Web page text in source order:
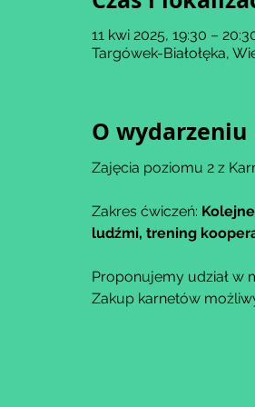
11 kwi 2025, 19:30 –
Targówek-Białołęka,
O wydarzeniu
Zajęcia poziomu 2 z
Zakres ćwiczeń:
ludźmi, trening
Proponujemy udział w
Zakup karnetów